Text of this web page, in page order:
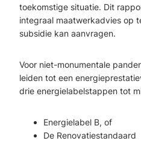
toekomstige situatie. Dit
integraal maatwerkadvies op
subsidie kan aanvragen.
Voor niet-monumentale
leiden tot een
drie energielabelstappen tot
Energielabel B, of
De Renovatiestandaard